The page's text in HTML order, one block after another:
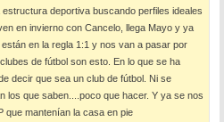
deportiva buscando perfiles ideales
en invierno con Cancelo, llega Mayo y ya
en la regla 1:1 y nos van a pasar por
de fútbol son esto. En lo que se ha
decir que sea un club de fútbol. Ni se
los que saben....poco que hacer. Y ya se nos
que mantenían la casa en pie